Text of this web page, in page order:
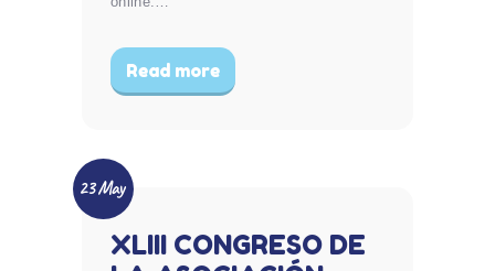
Read more
23 May
XLIII CONGRESO DE